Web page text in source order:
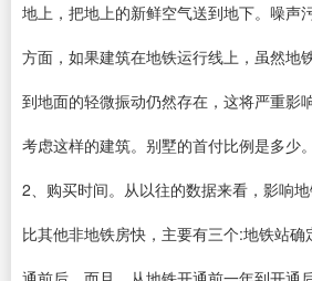
地上，把地上的新鲜空气送到地下。噪声
方面，如果建筑在地铁运行线上，虽然地
到地面的轻微振动仍然存在，这将严重影
考虑这样的建筑。别墅的首付比例是多少。
2、购买时间。从以往的数据来看，影响
比其他非地铁房快，主要有三个:地铁站